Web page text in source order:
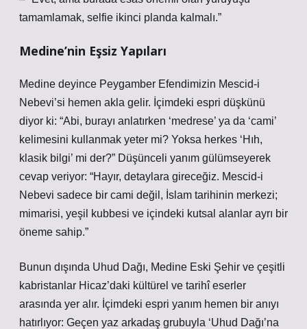
tamamlamak, selfie ikinci planda kalmalı.”
Medine’nin Eşsiz Yapıları
Medine deyince Peygamber Efendimizin Mescid-i
Nebevi’si hemen akla gelir. İçimdeki espri düşkünü
diyor ki: “Abi, burayı anlatırken ‘medrese’ ya da ‘cami’
kelimesini kullanmak yeter mi? Yoksa herkes ‘Hıh,
klasik bilgi’ mi der?” Düşünceli yanım gülümseyerek
cevap veriyor: “Hayır, detaylara gireceğiz. Mescid-i
Nebevi sadece bir cami değil, İslam tarihinin merkezi;
mimarisi, yeşil kubbesi ve içindeki kutsal alanlar ayrı bir
öneme sahip.”
Bunun dışında Uhud Dağı, Medine Eski Şehir ve çeşitli
kabristanlar Hicaz’daki kültürel ve tarihî eserler
arasında yer alır. İçimdeki espri yanım hemen bir anıyı
hatırlıyor: Geçen yaz arkadaş grubuyla ‘Uhud Dağı’na